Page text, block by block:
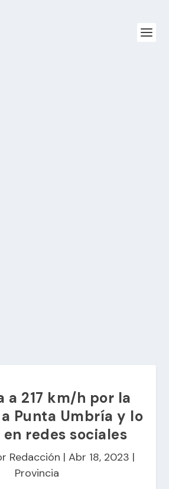
a 217 km/h por la
Punta Umbría y lo
redes sociales
Redacción | Abr 18, 2023 |
Provincia